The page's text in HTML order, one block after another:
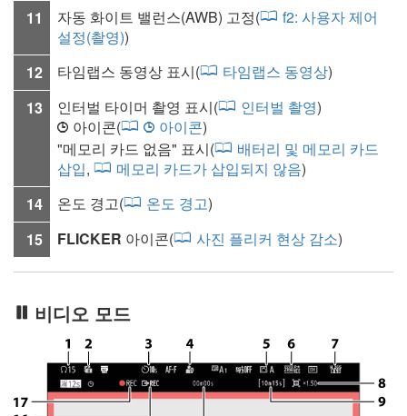
11
자동 화이트 밸런스(AWB) 고정( f2:사용자 제어
설정(촬영))
12
타임랩스 동영상 표시( 타임랩스 동영상)
13
인터벌 타이머 촬영 표시( 인터벌 촬영)
1 아이콘( 1 아이콘)
"메모리 카드 없음" 표시(
배터리 및 메모리 카드
삽입, 메모리 카드가 삽입되지 않음)
14
온도 경고( 온도 경고)
15
FLICKER 아이콘( 사진 플리커 현상 감소)
비디오 모드